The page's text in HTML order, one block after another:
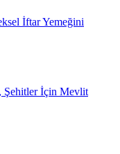
İftar Yemeğini
Şehitler İçin Mevlit